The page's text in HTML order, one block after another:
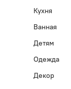
Кухня
Ванная
Детям
Одежда
Декор